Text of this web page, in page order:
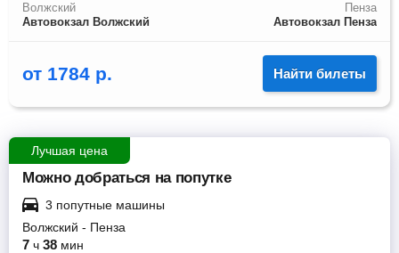
Волжский
Автовокзал Волжский
Пенза
Автовокзал Пенза
от 1784 р. Найти билеты
Лучшая цена
Можно добраться на попутке
3 попутные машины
Волжский - Пенза
7 ч 38 мин